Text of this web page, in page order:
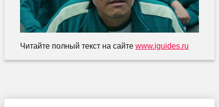
Читайте полный текст на сайте www.iguides.ru